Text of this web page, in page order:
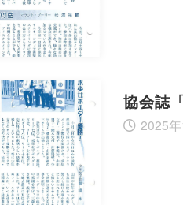
協会誌
2025